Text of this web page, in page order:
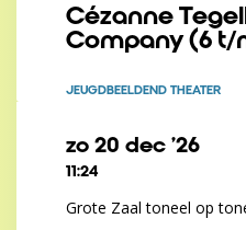
Cézanne
Company (6 t/
JEUGDBEELDEND THEATER
zo 20 dec ’26
11:24
Grote Zaal toneel op